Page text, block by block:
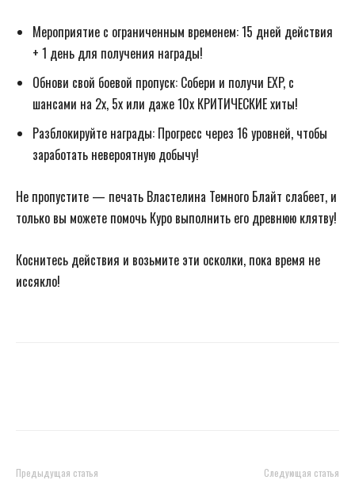
Мероприятие с ограниченным временем: 15 дней действия
+ 1 день для получения награды!
Обнови свой боевой пропуск: Собери и получи EXP, с
шансами на 2х, 5х или даже 10х КРИТИЧЕСКИЕ хиты!
Разблокируйте награды: Прогресс через 16 уровней, чтобы
заработать невероятную добычу!
Не пропустите — печать Властелина Темного Блайт слабеет, и
только вы можете помочь Куро выполнить его древнюю клятву!
Коснитесь действия и возьмите эти осколки, пока время не
иссякло!
Предыдущая статья Следующая статья